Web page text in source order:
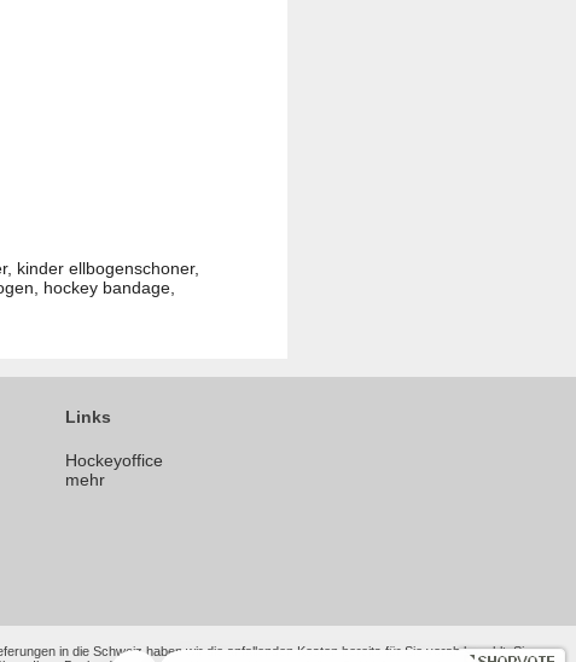
kinder ellbogenschoner,
hockey bandage,
Links
Hockeyoffice
mehr
in die Schweiz haben wir die anfallenden Kosten bereits für Sie vorab bezahlt. Sie